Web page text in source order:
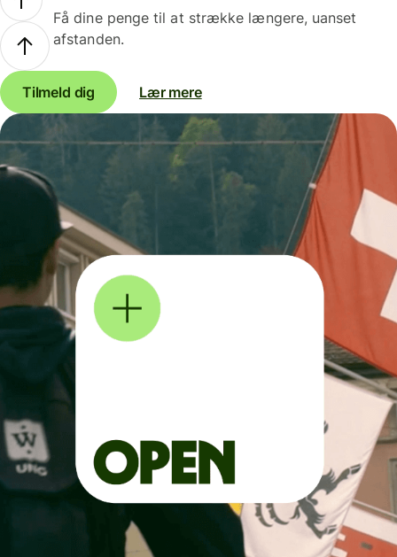
Få dine penge til at strække længere, uanset
afstanden.
Tilmeld dig Lær mere